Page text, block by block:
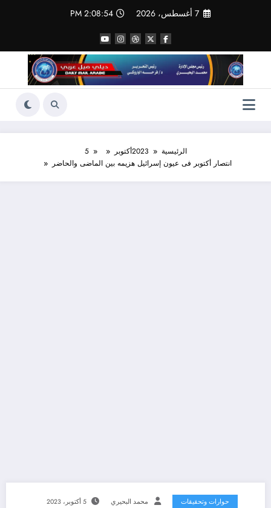
7 أغسطس، 2026 2:08:56 PM
الرئيسية 2023أكتوبر
5
انتصار أكتوبر فى عيون إسرائيل هزيمه بين الماضى والحاضر
حوارات وتحقيقات محمد البحيري 5 أكتوبر، 2023